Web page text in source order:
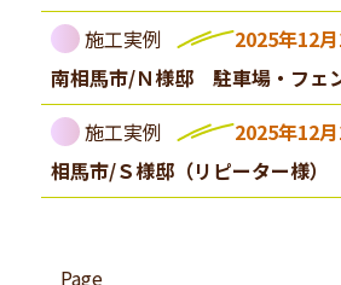
施工実例
2025年12月
南相馬市/Ｎ様邸 駐車場・フェ
施工実例
2025年12月
相馬市/Ｓ様邸（リピーター様
Page